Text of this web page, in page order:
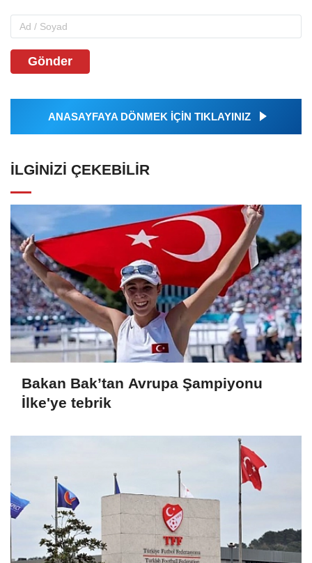
Gönder
ANASAYFAYA DÖNMEK İÇİN TIKLAYINIZ
İLGINIZI ÇEKEBILIR
Bakan Bak’tan Avrupa Şampiyonu
İlke'ye tebrik